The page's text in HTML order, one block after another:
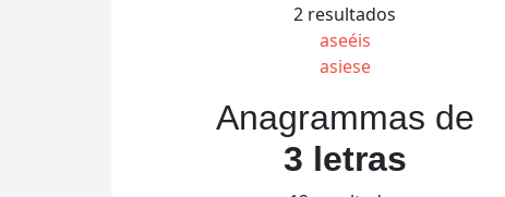
2 resultados
aseéis
asiese
Anagrammas de
3 letras